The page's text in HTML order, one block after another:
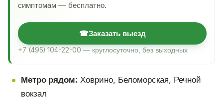
симптомам — бесплатно.
☎Заказать выезд
+7 (495) 104-22-00 — круглосуточно, без выходных
Метро рядом: Ховрино, Беломорская, Речной
вокзал